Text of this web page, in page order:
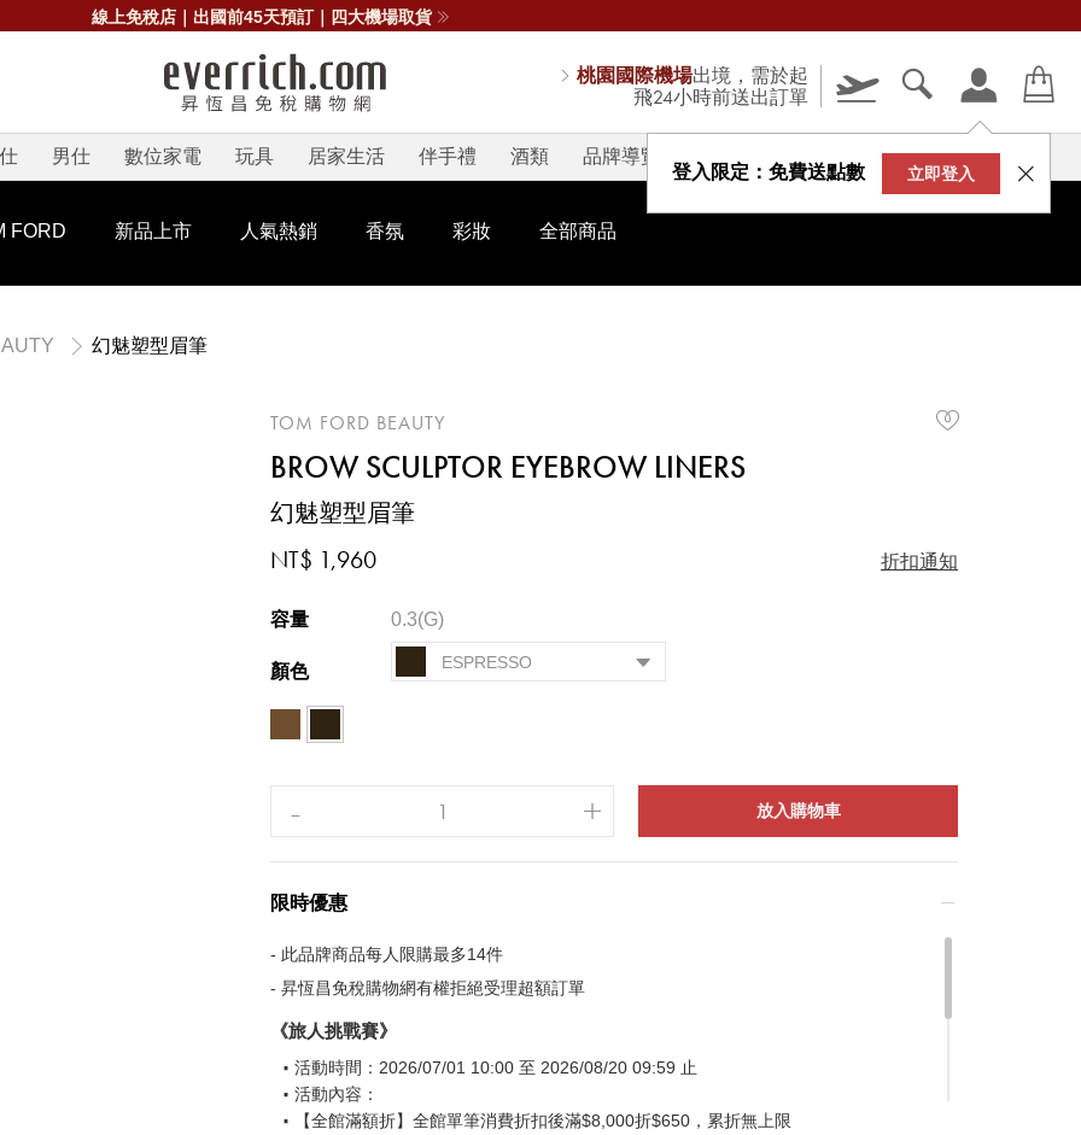
線上免稅店｜出國前45天預訂｜四大機場取貨
桃園國際機場出境，需於起
飛24小時前送出訂單
登入限定：免費送點數 立即登入
男仕 數位家電 玩具 居家生活 伴手禮 酒類 品牌導覽 V-STORY
FORD 新品上市 人氣熱銷 香氛 彩妝 全部商品
幻魅塑型眉筆
TOM FORD BEAUTY
BROW SCULPTOR EYEBROW LINERS
幻魅塑型眉筆
NT$ 1,960 折扣通知
容量 0.3(G)
顏色 ESPRESSO
放入購物車
限時優惠
- 此品牌商品每人限購最多14件
- 昇恆昌免稅購物網有權拒絕受理超額訂單
《旅人挑戰賽》
活動時間：2026/07/01 10:00 至 2026/08/20 09:59 止
活動內容：
【全館滿額折】全館單筆消費折扣後滿$8,000折$650，累折無上限